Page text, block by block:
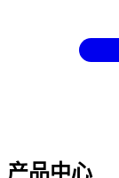
产品中心